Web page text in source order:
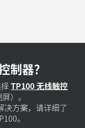
制器？
TP100 无线触控
）。
决方案，请详细了
。